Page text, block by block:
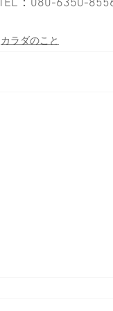
TEL：080-6350-
カラダのこと